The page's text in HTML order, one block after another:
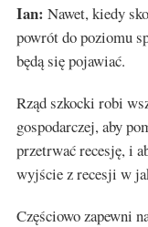
Ian: Nawet, kiedy
powrót do poziomu
będą się pojawiać.
Rząd szkocki robi
gospodarczej, aby
przetrwać recesję, i
wyjście z recesji w
Częściowo zapewni